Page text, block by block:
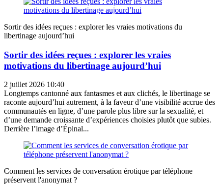
Sortir des idées reçues : explorer les vraies motivations du
libertinage aujourd’hui
Sortir des idées reçues : explorer les vraies
motivations du libertinage aujourd’hui
2 juillet 2026 10:40
Longtemps cantonné aux fantasmes et aux clichés, le libertinage se
raconte aujourd’hui autrement, à la faveur d’une visibilité accrue des
communautés en ligne, d’une parole plus libre sur la sexualité, et
d’une demande croissante d’expériences choisies plutôt que subies.
Derrière l’image d’Épinal...
Comment les services de conversation érotique par téléphone
préservent l'anonymat ?